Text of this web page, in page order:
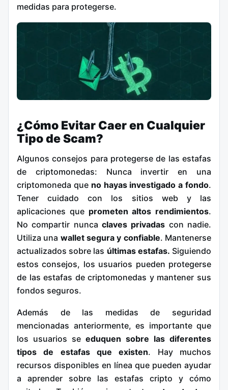
medidas para protegerse.
¿Cómo Evitar Caer en Cualquier
Tipo de Scam?
Algunos consejos para protegerse de las estafas
de criptomonedas: Nunca invertir en una
criptomoneda queno hayas investigado a fondo.
Tener cuidado con los sitios web y las
aplicaciones que prometen altos rendimientos.
No compartir nunca claves privadas con nadie.
Utiliza una wallet segura y confiable. Mantenerse
actualizados sobre las últimas estafas. Siguiendo
estos consejos, los usuarios pueden protegerse
de las estafas de criptomonedas y mantener sus
fondos seguros.
Además de las medidas de seguridad
mencionadas anteriormente, es importante que
los usuarios se eduquen sobre las diferentes
tipos de estafas que existen. Hay muchos
recursos disponibles en línea que pueden ayudar
a aprender sobre las estafas cripto y cómo